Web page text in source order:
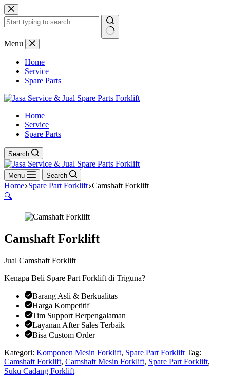
Skip
to
content
No
Menu
Home
Service
Spare Parts
Home
Service
Spare Parts
Search
Menu Search
Home Spare Part Forklift Camshaft Forklift
🔍
Camshaft Forklift
Jual Camshaft Forklift
Kenapa Beli Spare Part Forklift di Triguna?
Barang Asli & Berkualitas
Harga Kompetitif
Tim Support Berpengalaman
Layanan After Sales Terbaik
Bisa Custom Order
Kategori: Komponen Mesin Forklift, Spare Part Forklift Tag:
Camshaft Forklift, Camshaft Mesin Forklift, Spare Part Forklift,
Suku Cadang Forklift